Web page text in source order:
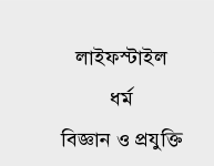
লাইফস্টাইল
ধর্ম
বিজ্ঞান ও প্রযুক্তি